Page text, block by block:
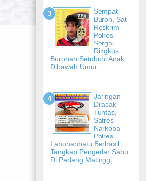
Sempat
Buron, Sat
Reskrim
Polres
Sergai
Ringkus
Buronan Setubuhi Anak
Dibawah Umur
Jaringan
Dilacak
Tuntas,
Satres
Narkoba
Polres
Labuhanbatu Berhasil
Tangkap Pengedar Sabu
Di Padang Matinggi